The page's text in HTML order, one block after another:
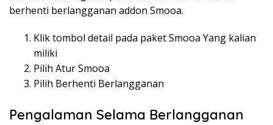
berhenti berlangganan addon Smooa.
Klik tombol detail pada paket Smooa Yang kalian
miliki
Pilih Atur Smooa
Pilih Berhenti Berlangganan
Pengalaman Selama Berlangganan